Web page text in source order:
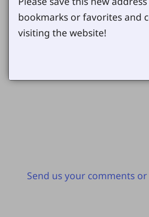
जानकारी गीत संगित
Send us your comments
bookmarks or favorites and
visiting the website!